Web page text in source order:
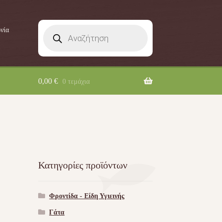
search
0,00 € 0 τεμάχια
Κατηγορίες προϊόντων
Φροντίδα - Είδη Υγιεινής
Γάτα